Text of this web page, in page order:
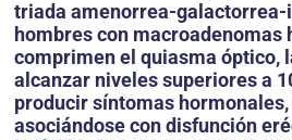
triada amenorrea-
hombres con
comprimen el quiasma óptico,
alcanzar niveles superiores a
producir síntomas hormonales,
asociándose con disfunción